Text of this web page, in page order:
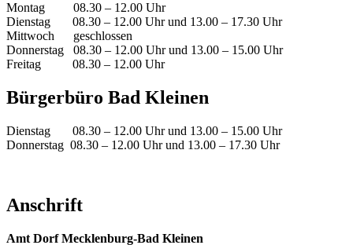
Montag 08.30 – 12.00 Uhr
Dienstag 08.30 – 12.00 Uhr und 13.00 – 17.30 Uhr
Mittwoch geschlossen
Donnerstag 08.30 – 12.00 Uhr und 13.00 – 15.00 Uhr
Freitag 08.30 – 12.00 Uhr
Bürgerbüro Bad Kleinen
Dienstag 08.30 – 12.00 Uhr und 13.00 – 15.00 Uhr
Donnerstag 08.30 – 12.00 Uhr und 13.00 – 17.30 Uhr
Anschrift
Amt Dorf Mecklenburg-Bad Kleinen